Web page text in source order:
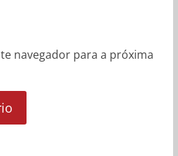
navegador para a próxima